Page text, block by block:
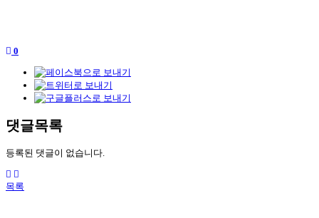
0
댓글목록
등록된 댓글이 없습니다.
목록